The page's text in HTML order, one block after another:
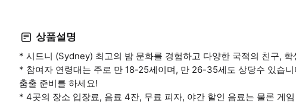
상품설명
* 시드니 (Sydney) 최고의 밤 문화를 경험하고 다양한 국적의 친구,
* 참여자 연령대는 주로 만 18-25세이며, 만 26-35세도 상당수 있습
춤출 준비를 하세요!
* 4곳의 장소 입장료, 음료 4잔, 무료 피자, 야간 할인 음료는 물론 게